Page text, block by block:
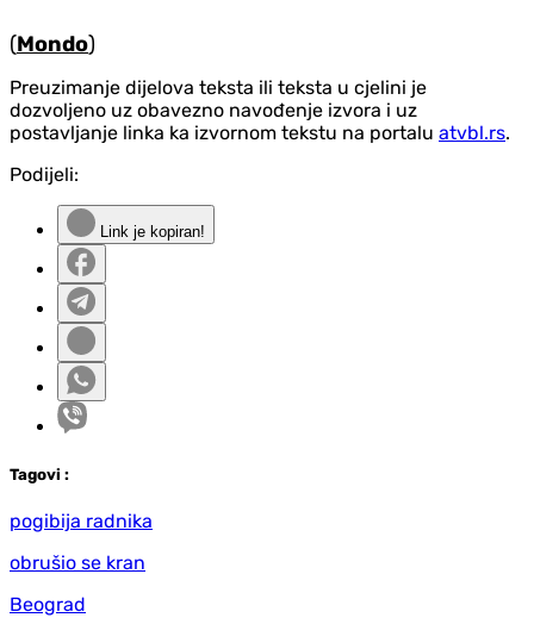
(Mondo)
Preuzimanje dijelova teksta ili teksta u cjelini je
dozvoljeno uz obavezno navođenje izvora i uz
postavljanje linka ka izvornom tekstu na portalu atvbl.rs.
Podijeli:
Link je kopiran!
Tagovi :
pogibija radnika
obrušio se kran
Beograd